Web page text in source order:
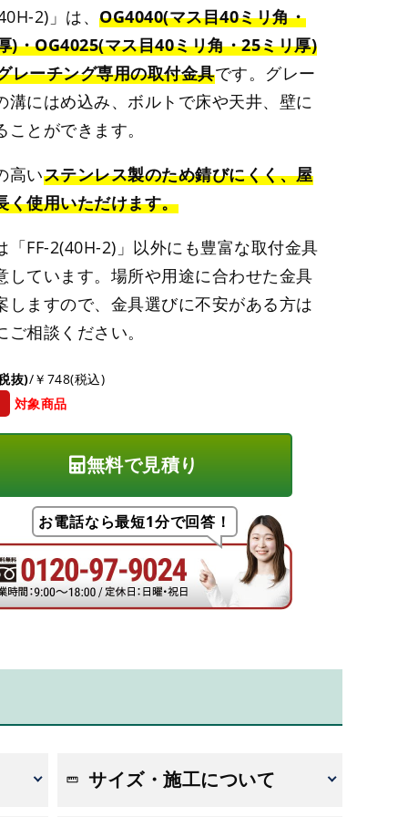
2)」は、OG4040(マス目40ミリ角・
)・OG4025(マス目40ミリ角・25ミリ厚)
レーチング専用の取付金具です。グレー
溝にはめ込み、ボルトで床や天井、壁に
ことができます。
高いステンレス製のため錆びにくく、屋
く使用いただけます。
「FF-2(40H-2)」以外にも豊富な取付金具
しています。場所や用途に合わせた金具
しますので、金具選びに不安がある方は
ご相談ください。
抜)/￥748(税込)
対象商品
無料で見積り
お電話なら最短1分で回答！
サイズ・施工について